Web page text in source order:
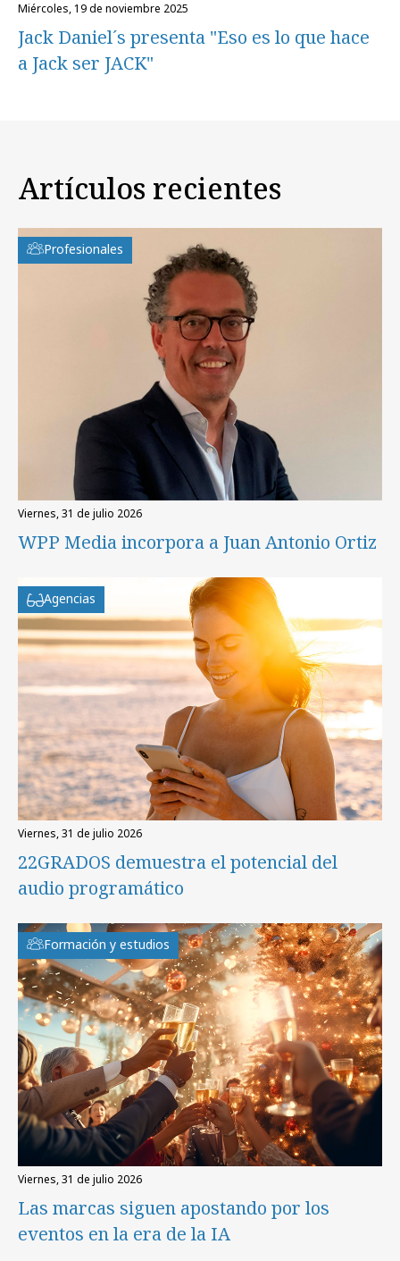
miércoles, 19 de noviembre 2025
Jack Daniel´s presenta "Eso es lo que hace
a Jack ser JACK"
Artículos recientes
Profesionales
viernes, 31 de julio 2026
WPP Media incorpora a Juan Antonio Ortiz
Agencias
viernes, 31 de julio 2026
22GRADOS demuestra el potencial del
audio programático
Formación y estudios
viernes, 31 de julio 2026
Las marcas siguen apostando por los
eventos en la era de la IA